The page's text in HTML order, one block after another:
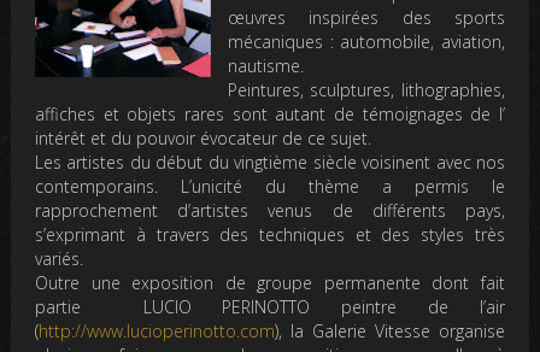
œuvres inspirées des sports
mécaniques : automobile, aviation,
nautisme.
Peintures, sculptures, lithographies,
affiches et objets rares sont autant de témoignages de l’
intérêt et du pouvoir évocateur de ce sujet.
Les artistes du début du vingtième siècle voisinent avec nos
contemporains. L’unicité du thème a permis le
rapprochement d’artistes venus de différents pays,
s’exprimant à travers des techniques et des styles très
variés.
Outre une exposition de groupe permanente dont fait
partie LUCIO PERINOTTO peintre de l’air
(http://www.lucioperinotto.com), la Galerie Vitesse organise